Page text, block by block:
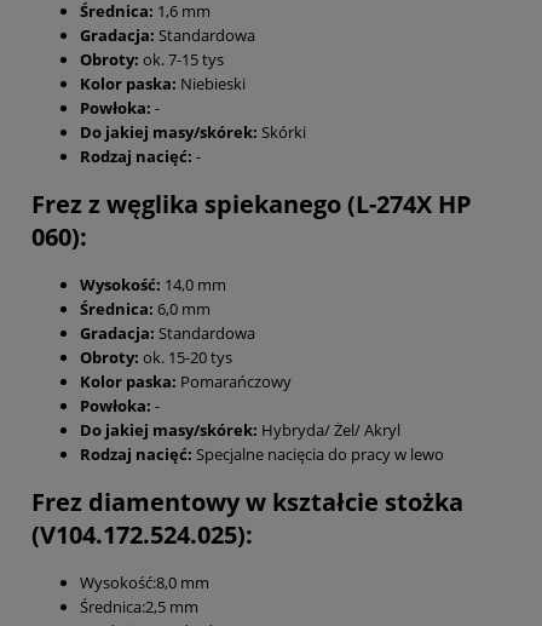
Średnica: 1,6 mm
Gradacja: Standardowa
Obroty: ok. 7-15 tys
Kolor paska: Niebieski
Powłoka: -
Do jakiej masy/skórek: Skórki
Rodzaj nacięć: -
Frez z węglika spiekanego (L-274X HP
060):
Wysokość: 14,0 mm
Średnica: 6,0 mm
Gradacja: Standardowa
Obroty: ok. 15-20 tys
Kolor paska: Pomarańczowy
Powłoka: -
Do jakiej masy/skórek: Hybryda/ Żel/ Akryl
Rodzaj nacięć: Specjalne nacięcia do pracy w lewo
Frez diamentowy w kształcie stożka
(V104.172.524.025):
Wysokość:8,0 mm
Średnica:2,5 mm